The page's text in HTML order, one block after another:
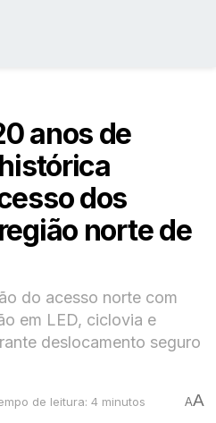
anos de
dos
norte de
do acesso norte com
em LED, ciclovia e
deslocamento seguro
de leitura: 4 minutos AA